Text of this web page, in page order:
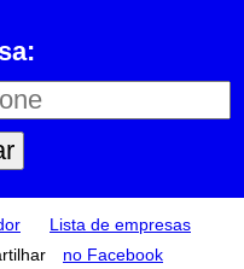
Lista de empresas
no Facebook